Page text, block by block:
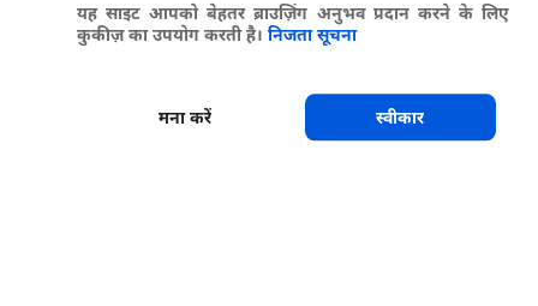
यह साइट आपको बेहतर ब्राउज़िंग अनुभव प्रदान करने के लिए
कुकीज़ का उपयोग करती है। निजता सूचना
मना करें स्वीकार